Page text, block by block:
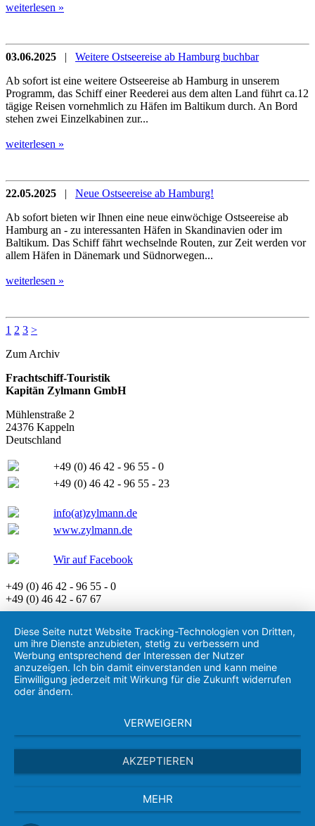
weiterlesen »
03.06.2025 | Weitere Ostseereise ab Hamburg buchbar
Ab sofort ist eine weitere Ostseereise ab Hamburg in unserem
Programm, das Schiff einer Reederei aus dem alten Land führt ca.12
tägige Reisen vornehmlich zu Häfen im Baltikum durch. An Bord
stehen zwei Einzelkabinen zur...
weiterlesen »
22.05.2025 | Neue Ostseereise ab Hamburg!
Ab sofort bieten wir Ihnen eine neue einwöchige Ostseereise ab
Hamburg an - zu interessanten Häfen in Skandinavien oder im
Baltikum. Das Schiff fährt wechselnde Routen, zur Zeit werden vor
allem Häfen in Dänemark und Südnorwegen...
weiterlesen »
1 2 3 >
Zum Archiv
Frachtschiff-Touristik
Kapitän Zylmann GmbH
Mühlenstraße 2
24376 Kappeln
Deutschland
+49 (0) 46 42 - 96 55 - 0
+49 (0) 46 42 - 96 55 - 23
info(at)zylmann.de
www.zylmann.de
Wir auf Facebook
+49 (0) 46 42 - 96 55 - 0
+49 (0) 46 42 - 67 67
Diese Seite nutzt Website Tracking-Technologien von Dritten,
um ihre Dienste anzubieten, stetig zu verbessern und
Werbung entsprechend der Interessen der Nutzer
anzuzeigen. Ich bin damit einverstanden und kann meine
Einwilligung jederzeit mit Wirkung für die Zukunft widerrufen
oder ändern.
VERWEIGERN
AKZEPTIEREN
MEHR